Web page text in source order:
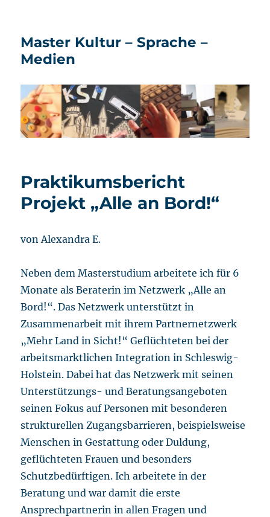
Master Kultur – Sprache –
Medien
Praktikumsbericht
Projekt „Alle an Bord!“
von Alexandra E.
Neben dem Masterstudium arbeitete ich für 6
Monate als Beraterin im Netzwerk „Alle an
Bord!“. Das Netzwerk unterstützt in
Zusammenarbeit mit ihrem Partnernetzwerk
„Mehr Land in Sicht!“ Geflüchteten bei der
arbeitsmarktlichen Integration in Schleswig-
Holstein. Dabei hat das Netzwerk mit seinen
Unterstützungs- und Beratungsangeboten
seinen Fokus auf Personen mit besonderen
strukturellen Zugangsbarrieren, beispielsweise
Menschen in Gestattung oder Duldung,
geflüchteten Frauen und besonders
Schutzbedürftigen. Ich arbeitete in der
Beratung und war damit die erste
Ansprechpartnerin in allen Fragen und